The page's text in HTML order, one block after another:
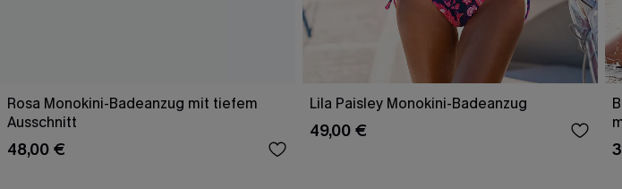
Rosa Monokini-Badeanzug mit tiefem
Ausschnitt
48,00 €
Lila Paisley Monokini-Badeanzug
49,00 €